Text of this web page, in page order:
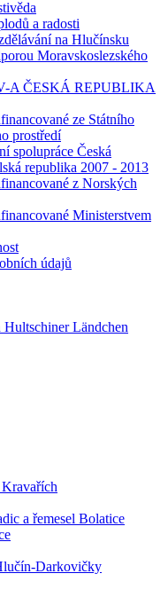
a radosti
na Hlučínsku
Moravskoslezského
A ČESKÁ REPUBLIKA
ze Státního
prostředí
spolupráce Česká
republika 2007 - 2013
z Norských
Ministerstvem
údajů
Ländchen
a řemesel Bolatice
Darkovičky